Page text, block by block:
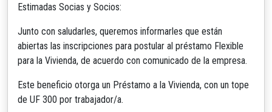
Estimadas Socias y Socios:
Junto con saludarles, queremos informarles que están
abiertas las inscripciones para postular al préstamo Flexible
para la Vivienda, de acuerdo con comunicado de la empresa.
Este beneficio otorga un Préstamo a la Vivienda, con un tope
de UF 300 por trabajador/a.